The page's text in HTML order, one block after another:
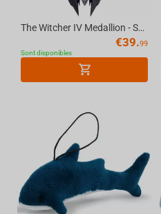
The Witcher IV Medallion - School of the Lynx, Metal
€39.99
Sont disponibles